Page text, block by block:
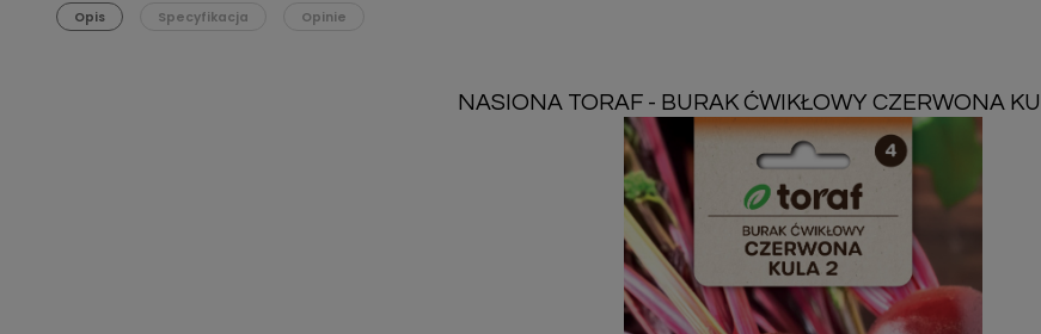
Opis Specyfikacja Opinie
NASIONA TORAF - BURAK ĆWIKŁOWY CZERWONA